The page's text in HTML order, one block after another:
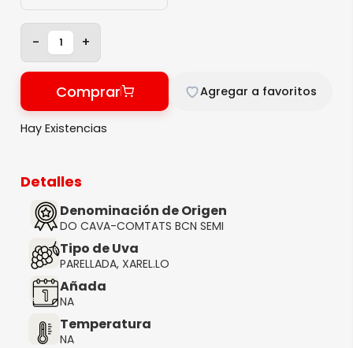
- +
Comprar Agregar a favoritos
Hay Existencias
Detalles
Denominación de Origen
DO CAVA-COMTATS BCN SEMI
Tipo de Uva
PARELLADA, XAREL.LO
Añada
NA
Temperatura
NA